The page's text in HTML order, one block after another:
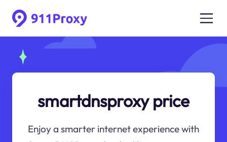
smartdnsproxy price
Enjoy a smarter internet experience with